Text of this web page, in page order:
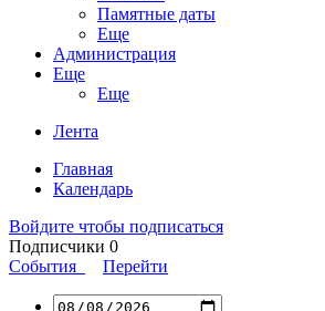
Памятные даты
Еще
Администрация
Еще
Еще
Лента
Главная
Календарь
Войдите чтобы подписаться
Подписчики 0
События
Перейти